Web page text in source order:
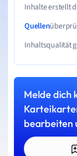
Inhalte erstellt
Quellen
Inhaltsqualität
Melde dich
bearbeiten